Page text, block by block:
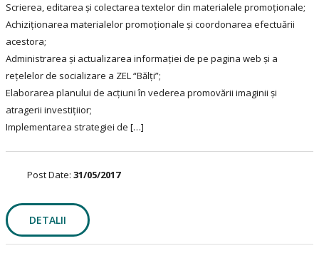
Scrierea, editarea și colectarea textelor din materialele promoționale;
Achiziționarea materialelor promoționale și coordonarea efectuării
acestora;
Administrarea și actualizarea informației de pe pagina web și a
rețelelor de socializare a ZEL “Bălți”;
Elaborarea planului de acțiuni în vederea promovării imaginii și
atragerii investițiior;
Implementarea strategiei de […]
Post Date: 31/05/2017
DETALII